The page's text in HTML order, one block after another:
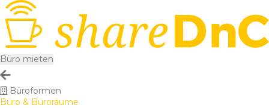
Büro mieten
Büroformen
Büro & Büroräume